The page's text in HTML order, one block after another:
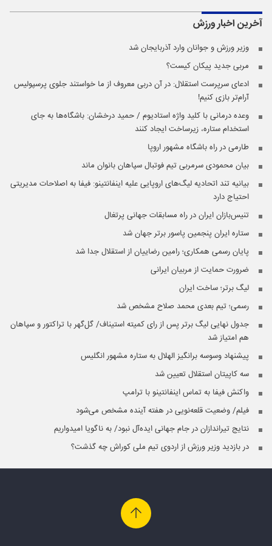
آخرین اخبارورزش
وزیر ورزش و جوانان وارد آذربایجان شد
مربی جدید پیکان کیست؟
ادعای سرپرست استقلال: در آن دربی معروف از ما خواستند جلوی پرسپولیس
آرام‌تر بازی کنیم!
وعده ‌درمانی با کلید واژه استادیوم / حمید درخشان: باشگاه‌ها به جای
استخدام ستاره، زیرساخت ایجاد کنند
طارمی در راه باشگاه مشهور اروپا
بیان محمودی سرمربی تیم فوتبال سپاهان بانوان ماند
بیانیه تند اتحادیه لیگ‌های اروپایی علیه اینفانتینو: فیفا به اصلاحات مدیریتی
احتیاج دارد
تنیس‌بازان ایران در راه مسابقات جهانی پرتغال
ستاره ایران پنجمین پاسور برتر جهان شد
پایان رسمی همکاری؛ رامین رضاییان از استقلال جدا شد
ضرورت حمایت از مربیان ایرانی
لیگ برتر؛ ساخت ایران
رسمی؛ تیم بعدی محمد صلاح مشخص شد
جدول نهایی لیگ برتر پس از رای کمیته استیناف/ گل‌گهر با تراکتور و سپاهان
هم امتیاز شد
پیشنهاد وسوسه برانگیز الهلال به ستاره مشهور انگلیس
سه کاپیتان‌ استقلال تعیین شد
واکنش فیفا به تماس اینفانتینو با ترامپ
فیلم/ وضعیت قلعه‌نویی در هفته آینده مشخص می‌شود
نتایج تیراندازان در جام جهانی ایده‌آل نبود/ به ناگویا امیدواریم
در بازدید وزیر ورزش از اردوی تیم ملی کوراش چه گذشت؟